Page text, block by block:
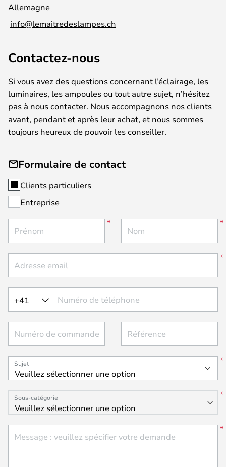
Allemagne
info@lemaitredeslampes.ch
Contactez-nous
Si vous avez des questions concernant l’éclairage, les
luminaires, les ampoules ou tout autre sujet, n’hésitez
pas à nous contacter. Nous accompagnons nos clients
avant, pendant et après leur achat, et nous sommes
toujours heureux de pouvoir les conseiller.
Formulaire de contact
Clients particuliers
Entreprise
Prénom Nom
Adresse email
Numéro de téléphone
+41
Numéro de commande Référence
Sujet
Sous-catégorie
Message : veuillez spécifier votre demande